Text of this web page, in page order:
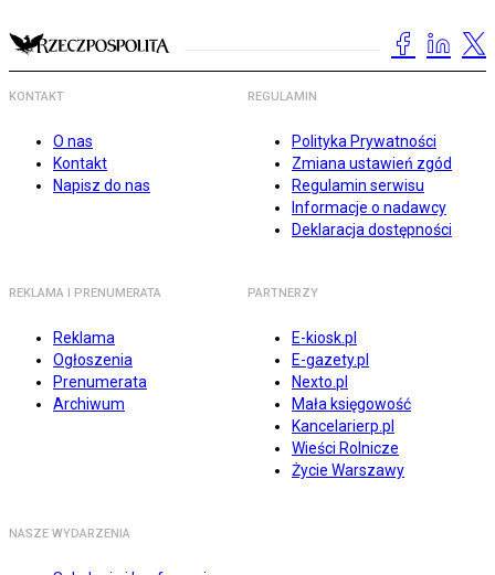
KONTAKT
O nas
Kontakt
Napisz do nas
REGULAMIN
Polityka Prywatności
Zmiana ustawień zgód
Regulamin serwisu
Informacje o nadawcy
Deklaracja dostępności
REKLAMA I PRENUMERATA
Reklama
Ogłoszenia
Prenumerata
Archiwum
PARTNERZY
E-kiosk.pl
E-gazety.pl
Nexto.pl
Mała księgowość
Kancelarierp.pl
Wieści Rolnicze
Życie Warszawy
NASZE WYDARZENIA